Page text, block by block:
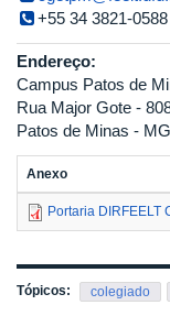
+55 34 3821-0588
Endereço:
Campus Patos de
Rua Major Gote -
Patos de Minas -
Anexo
Portaria DIRFEELT
Tópicos: colegiado